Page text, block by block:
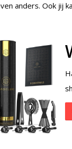
anders. Ook jij